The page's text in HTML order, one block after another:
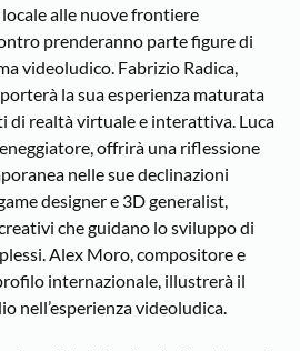
alle nuove frontiere
prenderanno parte figure di
videoludico. Fabrizio Radica,
la sua esperienza maturata
di realtà virtuale e interattiva. Luca
offrirà una riflessione
nelle sue declinazioni
designer e 3D generalist,
che guidano lo sviluppo di
Alex Moro, compositore e
internazionale, illustrerà il
nell’esperienza videoludica.